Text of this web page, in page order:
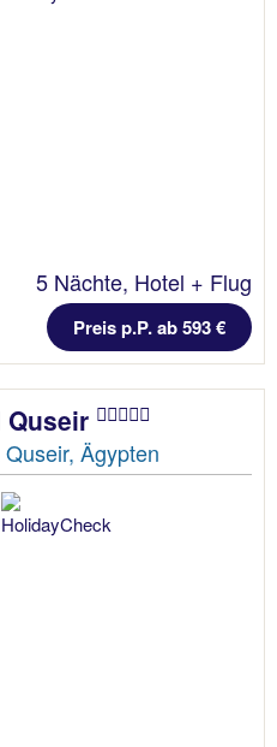
5 Nächte, Hotel + Flug
Preis p.P. ab 593 €
Quseir
Ägypten